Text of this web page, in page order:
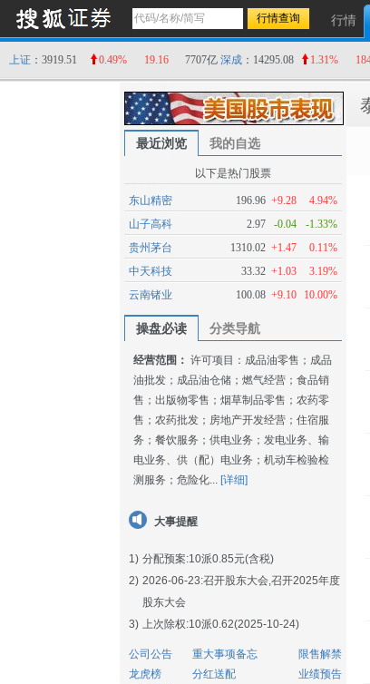
行情
上证 ：3919.51 0.49% 19.16 7707亿 深成 ：14295.08 1.31%
最近浏览 我的自选
以下是热门股票
东山精密 196.96 +9.28
4.94%
山子高科
2.97 -0.04
-1.33%
贵州茅台
1310.02 +1.47
0.11%
中天科技
33.32 +1.03
3.19%
云南锗业
100.08 +9.10 10.00%
操盘必读 分类导航
经营范围： 许可项目：成品油零售；成品
油批发；成品油仓储；燃气经营；食品销
售；出版物零售；烟草制品零售；农药零
售；农药批发；房地产开发经营；住宿服
务；餐饮服务；供电业务；发电业务、输
电业务、供（配）电业务；机动车检验检
测服务；危险化... [详细]
大事提醒
1) 分配预案:10派0.85元(含税)
2) 2026-06-23:召开股东大会,召开2025年度
股东大会
3) 上次除权:10派0.62(2025-10-24)
公司公告 重大事项备忘
限售解禁
龙虎榜
分红送配
业绩预告